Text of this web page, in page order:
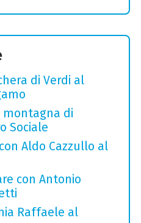
di Verdi al
montagna di
Sociale
Aldo Cazzullo al
con Antonio
Raffaele al